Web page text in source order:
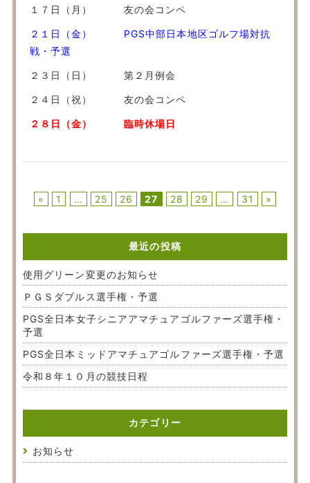
１７日（月） 友の会コンペ
２１日（金） PGS中部日本地区ゴルフ場対抗
戦・予選
２３日（日） 第２月例会
２４日（祝） 友の会コンペ
２８日（金） 臨時休場日
« 1 … 25 26 27 28 29 … 31 »
最近の投稿
使用グリーン変更のお知らせ
ＰＧＳダブルス選手権・予選
PGS全日本女子シニアアマチュアゴルファーズ選手権・
予選
PGS全日本ミッドアマチュアゴルファーズ選手権・予選
令和８年１０月の競技日程
カテゴリー
お知らせ